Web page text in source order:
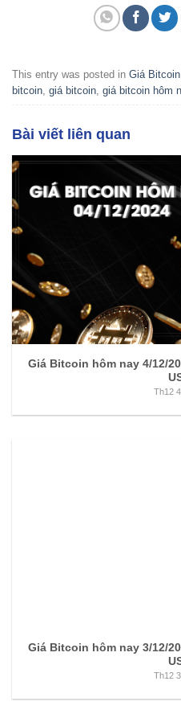
This entry was posted in Giá
bitcoin giá bitcoin giá bitcoin hôm
Bài viết liên quan
Giá Bitcoin hôm nay 4/12/
Th12
Giá Bitcoin hôm nay 3/12/
Th12